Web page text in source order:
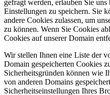
gefragt werden, erlauben Sie
Einstellungen zu speichern. Sie
andere Cookies zulassen, um
zu können. Wenn Sie Cookies
Cookies auf unserer Domain
Wir stellen Ihnen eine Liste der
Domain gespeicherten Cookies
Sicherheitsgründen können wie
von anderen Domains
Sicherheitseinstellungen Ihres